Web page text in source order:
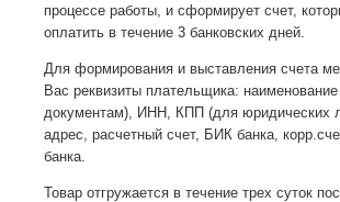
процессе работы, и сформирует счет,
оплатить в течение 3 банковских дней.
Для формирования и выставления счета
Вас реквизиты плательщика:
документам), ИНН, КПП (для юридических
адрес, расчетный счет, БИК банка,
банка.
Товар отгружается в течение трех суток